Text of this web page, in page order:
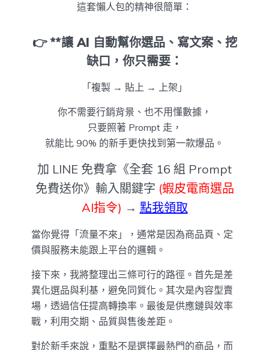
這套懶人包的精神很簡單：
👉 **讓 AI 自動幫你選品、寫文案、挖
缺口，你只需要：
「複製 → 貼上 → 上架」
你不需要行銷背景、也不用懂數據，
只要照著 Prompt 走，
就能比 90% 的新手更快找到第一款爆品。
加 LINE 免費拿《全套 16 組 Prompt
免費送你》輸入關鍵字 (蝦皮電商選品
AI指令) → 點我領取
當你覺得「流量不來」，通常是因為商品頁、定
價與服務未能跟上平台的邏輯。
接下來，我將整理出三條可行的路徑。首先是差
異化選品與利基，避免同質化。其次是內容型賣
場，透過信任提高轉換率。最後是供應鏈與效率
戰，利用交期、品質與售後差距。
對於新手來說，重點不是選擇最熱門的商品，而